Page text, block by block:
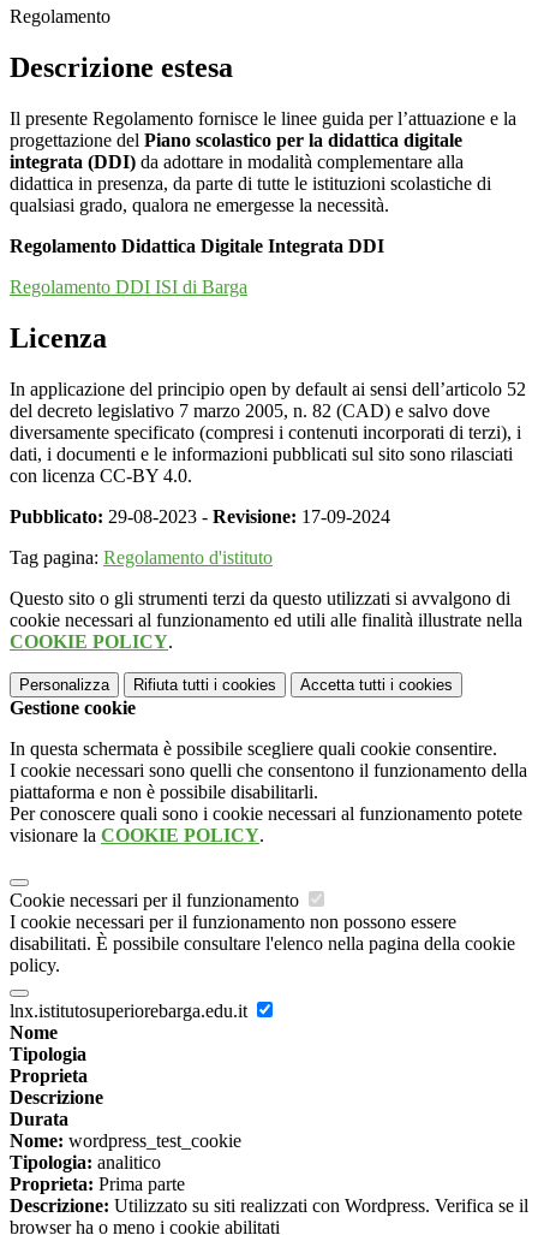
Regolamento
Descrizione estesa
Il presente Regolamento fornisce le linee guida per l’attuazione e la
progettazione del Piano scolastico per la didattica digitale
integrata (DDI) da adottare in modalità complementare alla
didattica in presenza, da parte di tutte le istituzioni scolastiche di
qualsiasi grado, qualora ne emergesse la necessità.
Regolamento Didattica Digitale Integrata DDI
Regolamento DDI ISI di Barga
Licenza
In applicazione del principio open by default ai sensi dell’articolo 52
del decreto legislativo 7 marzo 2005, n. 82 (CAD) e salvo dove
diversamente specificato (compresi i contenuti incorporati di terzi), i
dati, i documenti e le informazioni pubblicati sul sito sono rilasciati
con licenza CC-BY 4.0.
Pubblicato: 29-08-2023 - Revisione: 17-09-2024
Tag pagina: Regolamento d'istituto
Questo sito o gli strumenti terzi da questo utilizzati si avvalgono di
cookie necessari al funzionamento ed utili alle finalità illustrate nella
COOKIE POLICY.
Personalizza Rifiuta tutti i cookies Accetta tutti i cookies
Gestione cookie
In questa schermata è possibile scegliere quali cookie consentire.
I cookie necessari sono quelli che consentono il funzionamento della
piattaforma e non è possibile disabilitarli.
Per conoscere quali sono i cookie necessari al funzionamento potete
visionare la COOKIE POLICY.
Cookie necessari per il funzionamento
I cookie necessari per il funzionamento non possono essere
disabilitati. È possibile consultare l'elenco nella pagina della cookie
policy.
lnx.istitutosuperiorebarga.edu.it
Nome
Tipologia
Proprieta
Descrizione
Durata
Nome: wordpress_test_cookie
Tipologia: analitico
Proprieta: Prima parte
Descrizione: Utilizzato su siti realizzati con Wordpress. Verifica se il
browser ha o meno i cookie abilitati